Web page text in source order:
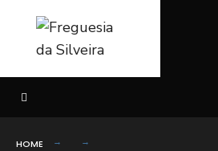
content
HOME
for: